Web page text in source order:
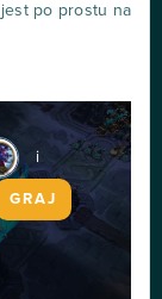
po prostu na
i
GRAJ